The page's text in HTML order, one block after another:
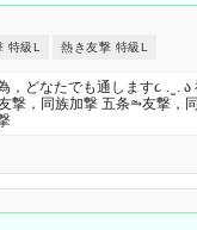
特級L 熱き友撃 特級L
，どなたでも通します૮ . ̫ .
撃，同族加撃 五条⥲友撃，